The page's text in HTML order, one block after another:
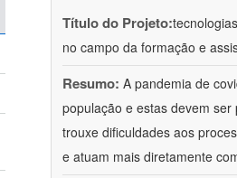
Título do Projeto:
no campo da formação e
Resumo: A pandemia de
população e estas devem
trouxe dificuldades aos
e atuam mais diretamente